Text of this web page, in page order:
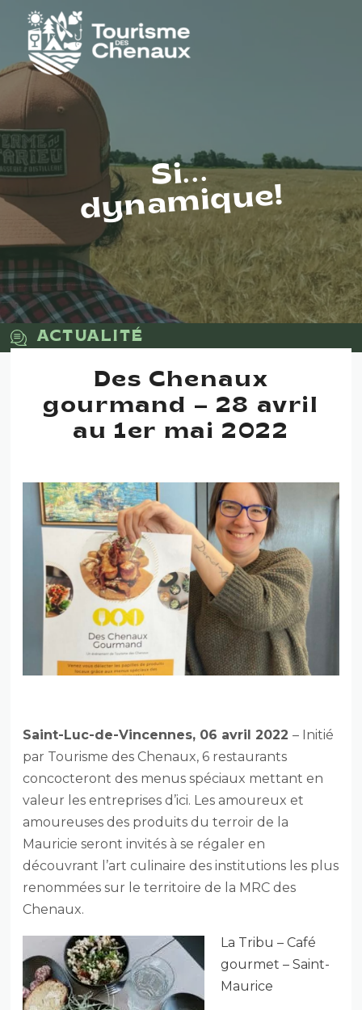
Si...
dynamique!
ACTUALITÉ
Des Chenaux
gourmand – 28 avril
au 1er mai 2022
Saint-Luc-de-Vincennes, 06 avril 2022– Initié
par Tourisme des Chenaux, 6 restaurants
concocteront des menus spéciaux mettant en
valeur les entreprises d’ici. Les amoureux et
amoureuses des produits du terroir de la
Mauricie seront invités à se régaler en
découvrant l’art culinaire des institutions les plus
renommées sur le territoire de la MRC des
Chenaux.
La Tribu – Café
gourmet – Saint-
Maurice